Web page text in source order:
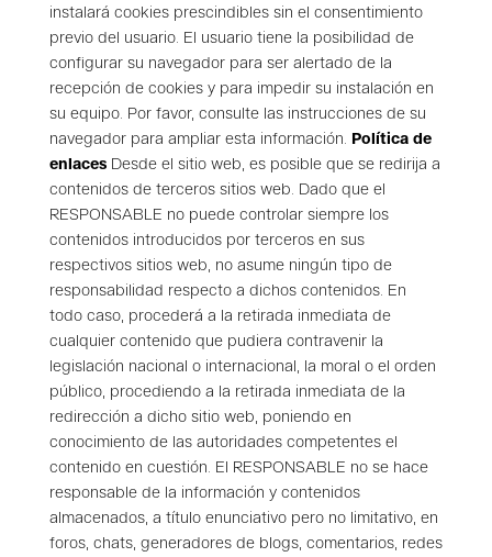
instalará cookies prescindibles sin el consentimiento
previo del usuario. El usuario tiene la posibilidad de
configurar su navegador para ser alertado de la
recepción de cookies y para impedir su instalación en
su equipo. Por favor, consulte las instrucciones de su
navegador para ampliar esta información. Política de
enlaces Desde el sitio web, es posible que se redirija a
contenidos de terceros sitios web. Dado que el
RESPONSABLE no puede controlar siempre los
contenidos introducidos por terceros en sus
respectivos sitios web, no asume ningún tipo de
responsabilidad respecto a dichos contenidos. En
todo caso, procederá a la retirada inmediata de
cualquier contenido que pudiera contravenir la
legislación nacional o internacional, la moral o el orden
público, procediendo a la retirada inmediata de la
redirección a dicho sitio web, poniendo en
conocimiento de las autoridades competentes el
contenido en cuestión. El RESPONSABLE no se hace
responsable de la información y contenidos
almacenados, a título enunciativo pero no limitativo, en
foros, chats, generadores de blogs, comentarios, redes